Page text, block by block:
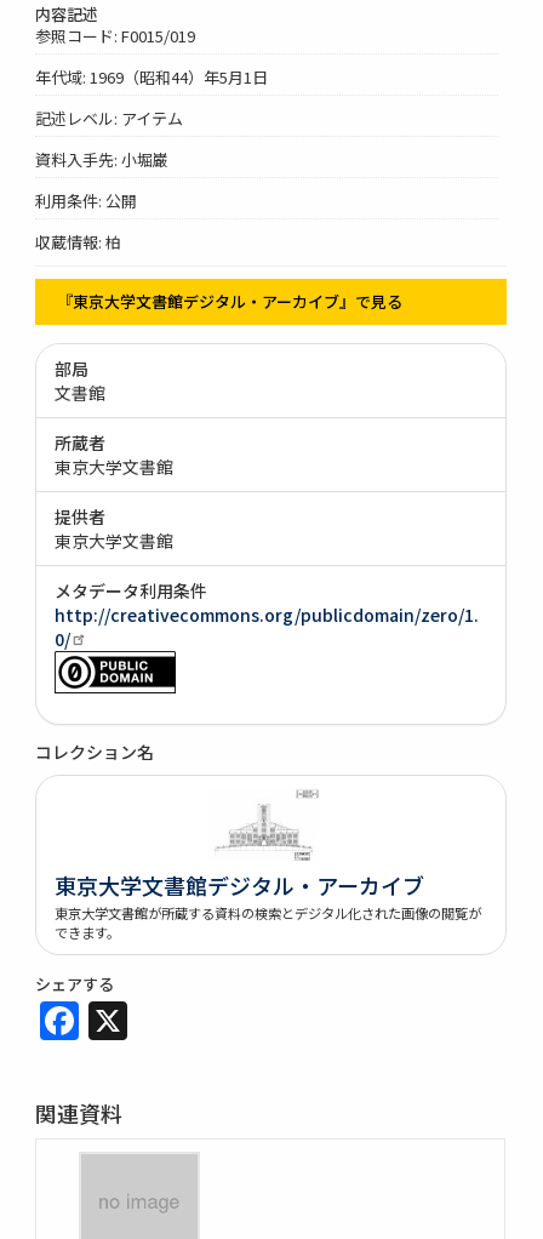
内容記述
参照コード: F0015/019
年代域: 1969（昭和44）年5月1日
記述レベル: アイテム
資料入手先: 小堀巌
利用条件: 公開
収蔵情報: 柏
『東京大学文書館デジタル・アーカイブ』で見る
部局
文書館
所蔵者
東京大学文書館
提供者
東京大学文書館
メタデータ利用条件
http://creativecommons.org/publicdomain/zero/1.
0/
コレクション名
東京大学文書館デジタル・アーカイブ
東京大学文書館が所蔵する資料の検索とデジタル化された画像の閲覧が
できます。
シェアする
Facebook
関連資料